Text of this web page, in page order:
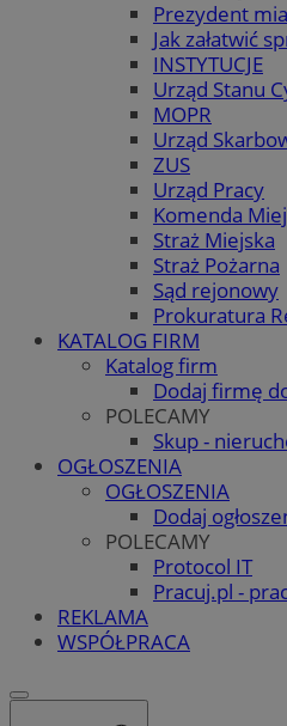
Prezydent
Jak załatwić
INSTYTUCJE
Urząd Stanu
MOPR
Urząd
ZUS
Urząd Pracy
Komenda
Straż Miejska
Straż Pożarna
Sąd rejonowy
Prokuratura
KATALOG FIRM
Katalog firm
Dodaj firmę
POLECAMY
Skup -
OGŁOSZENIA
OGŁOSZENIA
Dodaj
POLECAMY
Protocol IT
Pracuj.pl -
REKLAMA
WSPÓŁPRACA